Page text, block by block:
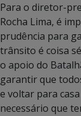
Para o diretor-
Rocha Lima, é
prudência para
trânsito é coisa
o apoio do
garantir que
e voltar para
necessário que